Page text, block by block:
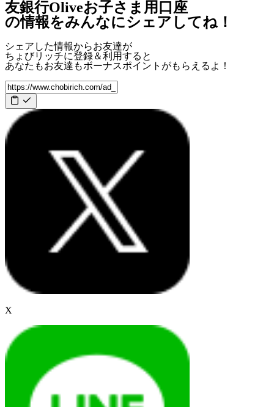
友銀行Oliveお子さま用口座
の情報をみんなにシェアしてね！
シェアした情報からお友達が
ちょびリッチに登録＆利用すると
あなたもお友達もボーナスポイント がもらえるよ！
X